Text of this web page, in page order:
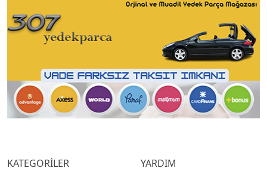
KATEGORİLER YARDIM